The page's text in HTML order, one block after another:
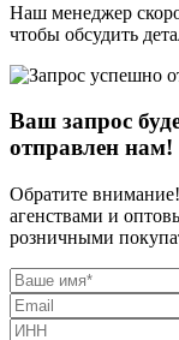
Наш менеджер
чтобы обсудить
Ваш запрос
отправлен нам!
Обратите
агенствами и
розничными